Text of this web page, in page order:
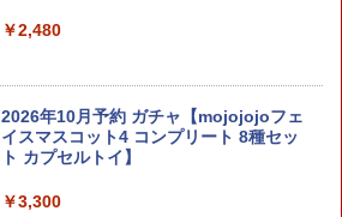
￥308
ミニ四駆 グレート ブラストソニック (A
Rシャーシ)【新品】 フルカウルミニ四駆
本体 【宅配便のみ】
￥1,100
￥2,480
2026年10月予約 ガチャ【mojojojoフェ
イスマスコット4 コンプリート 8種セッ
ト カプセルトイ】
￥3,300